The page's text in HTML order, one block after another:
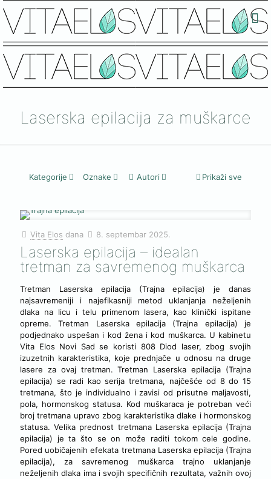
Laserska epilacija za muškarce
Kategorije Oznake Autori Prikaži sve
Vita Elos dana 8. septembar 2025.
Laserska epilacija – idealan
tretman za savremenog muškarca
Tretman Laserska epilacija (Trajna epilacija) je danas
najsavremeniji i najefikasniji metod uklanjanja neželjenih
dlaka na licu i telu primenom lasera, kao klinički ispitane
opreme. Tretman Laserska epilacija (Trajna epilacija) je
podjednako uspešan i kod žena i kod muškarca. U kabinetu
Vita Elos Novi Sad se koristi 808 Diod laser, zbog svojih
izuzetnih karakteristika, koje prednjače u odnosu na druge
lasere za ovaj tretman. Tretman Laserska epilacija (Trajna
epilacija) se radi kao serija tretmana, najčešće od 8 do 15
tretmana, što je individualno i zavisi od prisutne maljavosti,
pola, hormonskog statusa. Kod muškaraca je potreban veći
broj tretmana upravo zbog karakteristika dlake i hormonskog
statusa. Velika prednost tretmana Laserska epilacija (Trajna
epilacija) je ta što se on može raditi tokom cele godine.
Pored uobičajenih efekata tretmana Laserska epilacija (Trajna
epilacija), za savremenog muškarca trajno uklanjanje
neželjenih dlaka ima i svojih specifičnih rezultata, važnih ovoj